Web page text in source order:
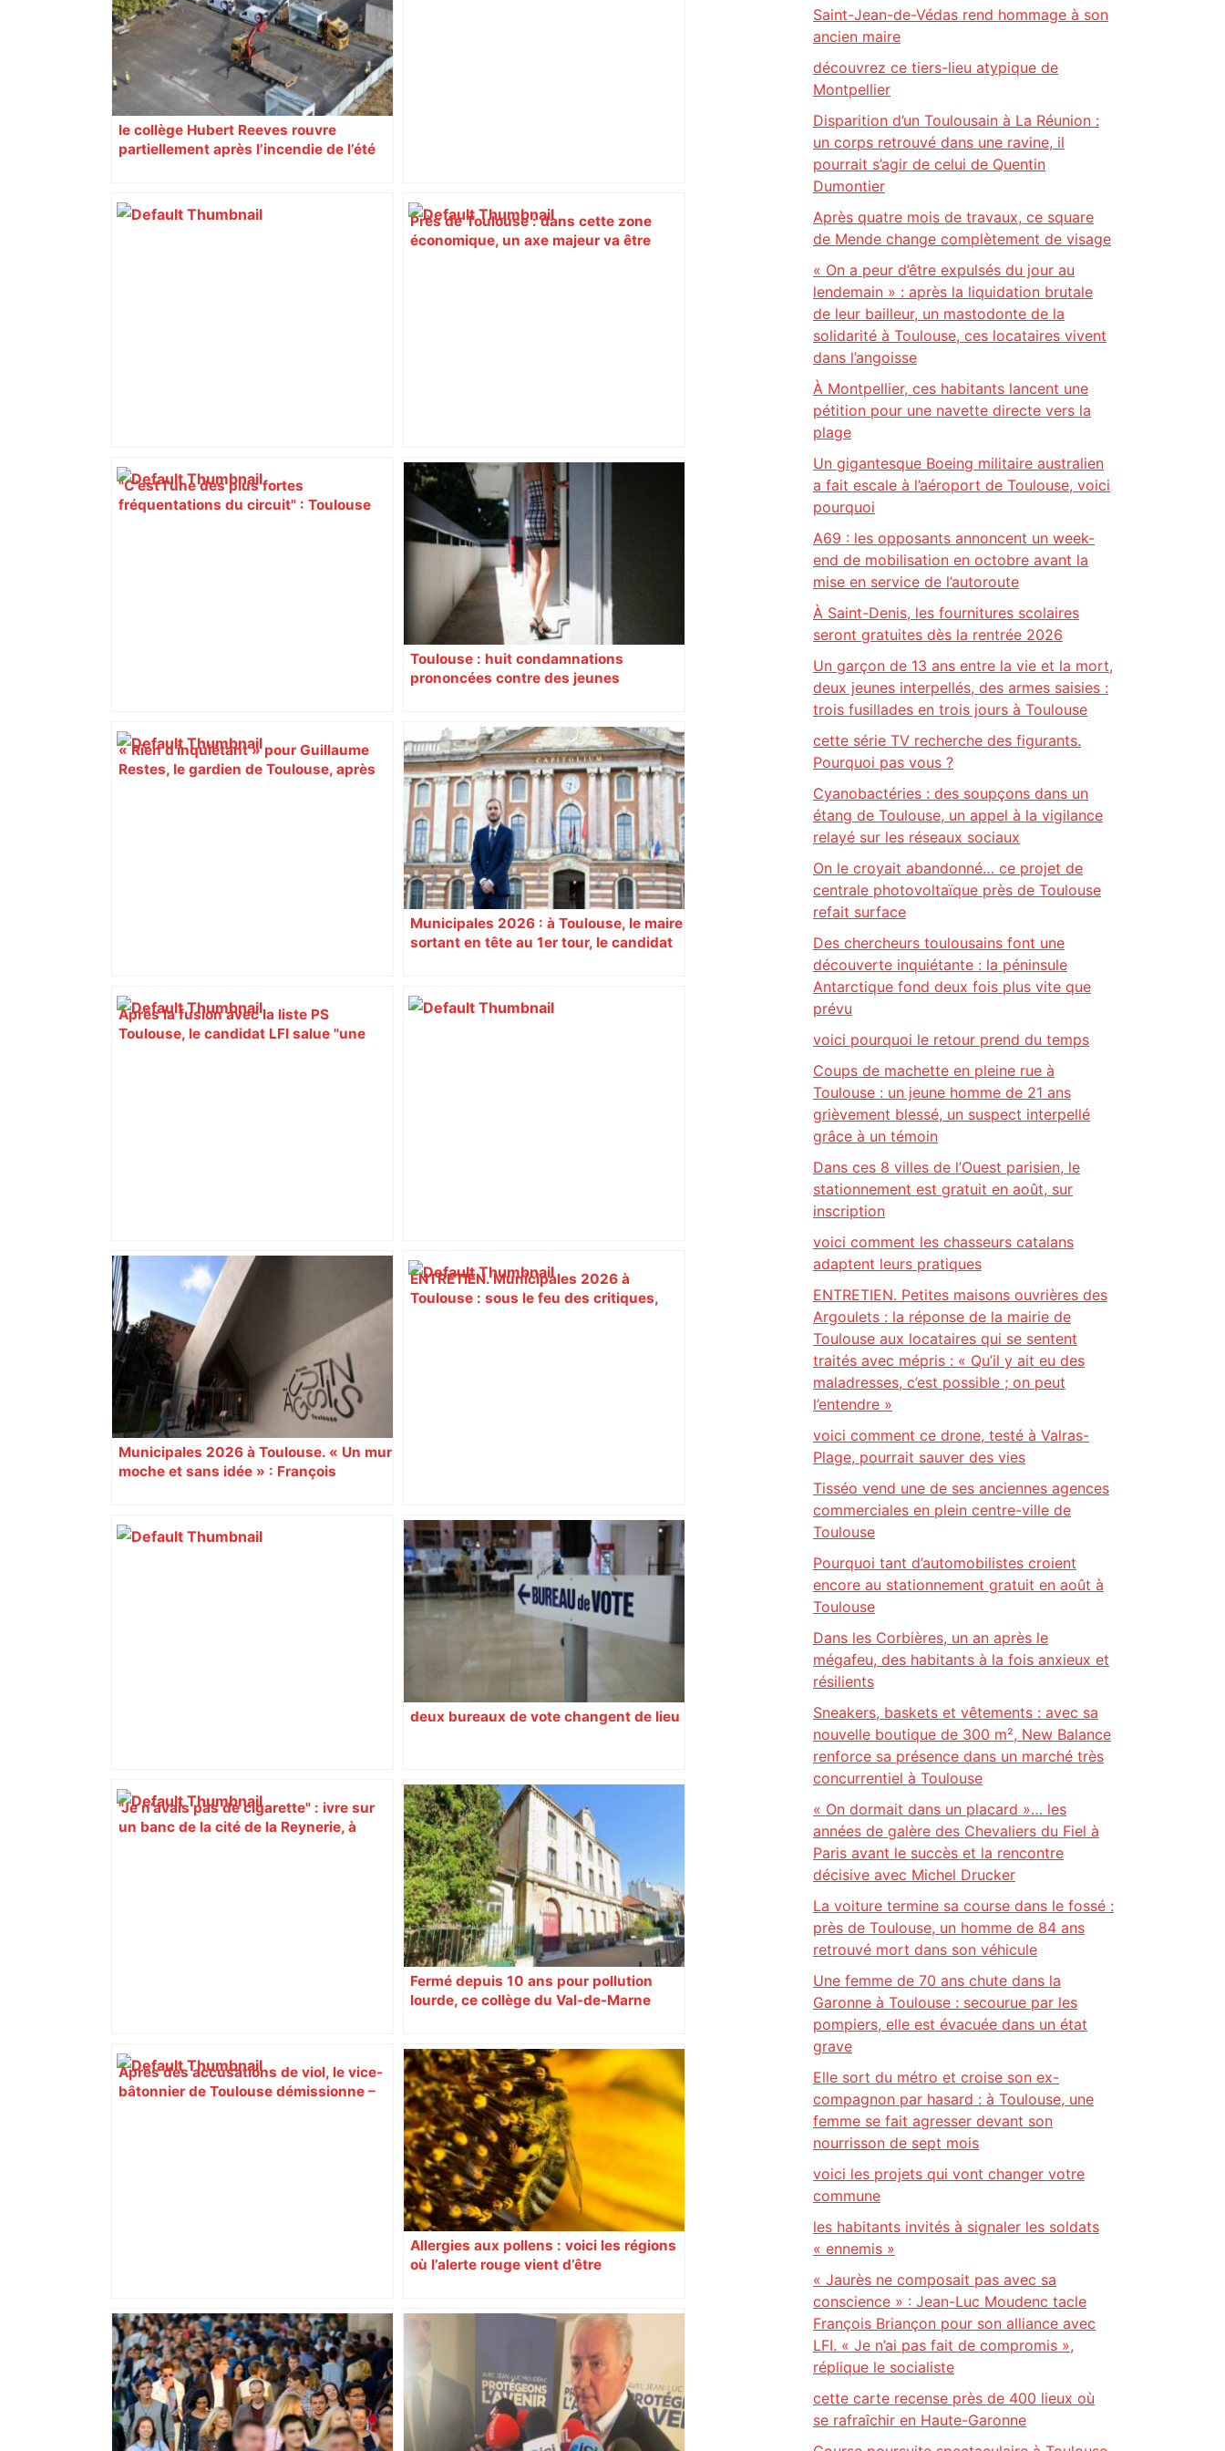
le collège Hubert Reeves rouvre
partiellement après l’incendie de l’été
Près de Toulouse : dans cette zone
économique, un axe majeur va être
"C’est l’une des plus fortes
fréquentations du circuit" : Toulouse
Bilan du marché du logement neuf :
une lueur d'espoir pour l'immobilier à
Toulouse ? – Actu.fr
« Rien d'inquiétant » pour Guillaume
Restes, le gardien de Toulouse, après
Toulouse : huit condamnations
prononcées contre des jeunes
Après la fusion avec la liste PS
Toulouse, le candidat LFI salue "une
Municipales 2026 : à Toulouse, le maire
sortant en tête au 1er tour, le candidat
Alliance PS/LFI à Toulouse : Marc
Sztulman claque la porte – RMC
ENTRETIEN. Municipales 2026 à
Toulouse : sous le feu des critiques,
Municipales 2026 à Toulouse. « Un mur
moche et sans idée » : François
Augustins
DIRECT. Super League : suivez le match
entre le Toulouse Olympique et
Warrington ce samedi à 18 heures –
ladepeche.fr
"Je n’avais pas de cigarette" : ivre sur
un banc de la cité de la Reynerie, à
deux bureaux de vote changent de lieu
Après des accusations de viol, le vice-
bâtonnier de Toulouse démissionne –
Fermé depuis 10 ans pour pollution
lourde, ce collège du Val-de-Marne
Espoirs fédéraux (1/2 finale) : le TOEC-
TOAC-FCT s'offre une finale au bout du
suspense – ladepeche.fr
Allergies aux pollens : voici les régions
où l’alerte rouge vient d’être
Saint-Jean-de-Védas rend hommage à son
ancien maire
découvrez ce tiers-lieu atypique de
Montpellier
Disparition d’un Toulousain à La Réunion :
un corps retrouvé dans une ravine, il
pourrait s’agir de celui de Quentin
Dumontier
Après quatre mois de travaux, ce square
de Mende change complètement de visage
« On a peur d’être expulsés du jour au
lendemain » : après la liquidation brutale
de leur bailleur, un mastodonte de la
solidarité à Toulouse, ces locataires vivent
dans l’angoisse
À Montpellier, ces habitants lancent une
pétition pour une navette directe vers la
plage
Un gigantesque Boeing militaire australien
a fait escale à l’aéroport de Toulouse, voici
pourquoi
A69 : les opposants annoncent un week-
end de mobilisation en octobre avant la
mise en service de l’autoroute
À Saint-Denis, les fournitures scolaires
seront gratuites dès la rentrée 2026
Un garçon de 13 ans entre la vie et la mort,
deux jeunes interpellés, des armes saisies :
trois fusillades en trois jours à Toulouse
cette série TV recherche des figurants.
Pourquoi pas vous ?
Cyanobactéries : des soupçons dans un
étang de Toulouse, un appel à la vigilance
relayé sur les réseaux sociaux
On le croyait abandonné… ce projet de
centrale photovoltaïque près de Toulouse
refait surface
Des chercheurs toulousains font une
découverte inquiétante : la péninsule
Antarctique fond deux fois plus vite que
prévu
voici pourquoi le retour prend du temps
Coups de machette en pleine rue à
Toulouse : un jeune homme de 21 ans
grièvement blessé, un suspect interpellé
grâce à un témoin
Dans ces 8 villes de l’Ouest parisien, le
stationnement est gratuit en août, sur
inscription
voici comment les chasseurs catalans
adaptent leurs pratiques
ENTRETIEN. Petites maisons ouvrières des
Argoulets : la réponse de la mairie de
Toulouse aux locataires qui se sentent
traités avec mépris : « Qu’il y ait eu des
maladresses, c’est possible ; on peut
l’entendre »
voici comment ce drone, testé à Valras-
Plage, pourrait sauver des vies
Tisséo vend une de ses anciennes agences
commerciales en plein centre-ville de
Toulouse
Pourquoi tant d’automobilistes croient
encore au stationnement gratuit en août à
Toulouse
Dans les Corbières, un an après le
mégafeu, des habitants à la fois anxieux et
résilients
Sneakers, baskets et vêtements : avec sa
nouvelle boutique de 300 m², New Balance
renforce sa présence dans un marché très
concurrentiel à Toulouse
« On dormait dans un placard »… les
années de galère des Chevaliers du Fiel à
Paris avant le succès et la rencontre
décisive avec Michel Drucker
La voiture termine sa course dans le fossé :
près de Toulouse, un homme de 84 ans
retrouvé mort dans son véhicule
Une femme de 70 ans chute dans la
Garonne à Toulouse : secourue par les
pompiers, elle est évacuée dans un état
grave
Elle sort du métro et croise son ex-
compagnon par hasard : à Toulouse, une
femme se fait agresser devant son
nourrisson de sept mois
voici les projets qui vont changer votre
commune
les habitants invités à signaler les soldats
« ennemis »
« Jaurès ne composait pas avec sa
conscience » : Jean-Luc Moudenc tacle
François Briançon pour son alliance avec
LFI. « Je n’ai pas fait de compromis »,
réplique le socialiste
cette carte recense près de 400 lieux où
se rafraîchir en Haute-Garonne